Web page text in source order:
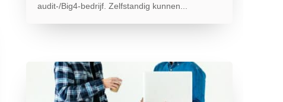
audit-/Big4-bedrijf. Zelfstandig kunnen...